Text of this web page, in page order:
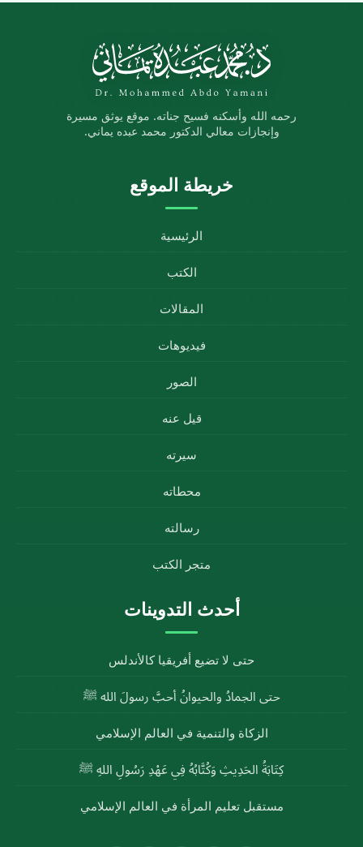
رحمه الله وأسكنه فسيح جناته. موقع يوثق مسيرة
وإنجازات معالي الدكتور محمد عبده يماني.
خريطة الموقع
الرئيسية
الكتب
المقالات
فيديوهات
الصور
قيل عنه
سيرته
محطاته
رسالته
متجر الكتب
أحدث التدوينات
حتى لا تضيع أفريقيا كالأندلس
حتى الجمادُ والحيوانُ أحبَّ رسولَ الله ﷺ
الزكاة والتنمية في العالم الإسلامي
كِتَابَةُ الحَدِيثِ وَكُتَّابُهُ فِي عَهْدِ رَسُولِ اللهِ ﷺ
مستقبل تعليم المرأة في العالم الإسلامي